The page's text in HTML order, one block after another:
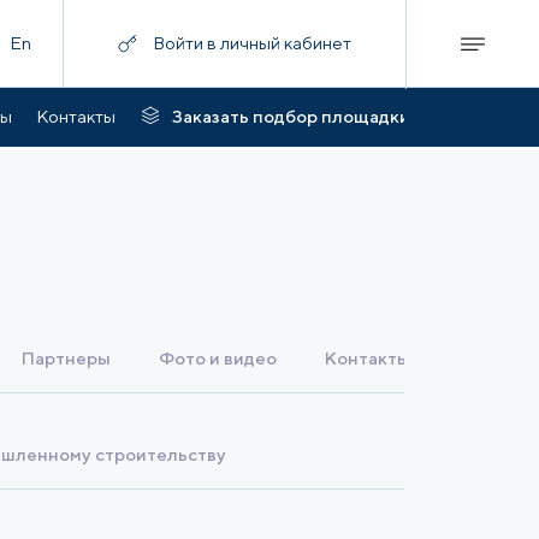
En Войти в личный кабинет
Контакты Заказать подбор площадки
Партнеры Фото и видео Контакты
строительству